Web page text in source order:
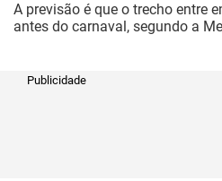
A previsão é que o trecho entre
antes do carnaval, segundo a
Publicidade